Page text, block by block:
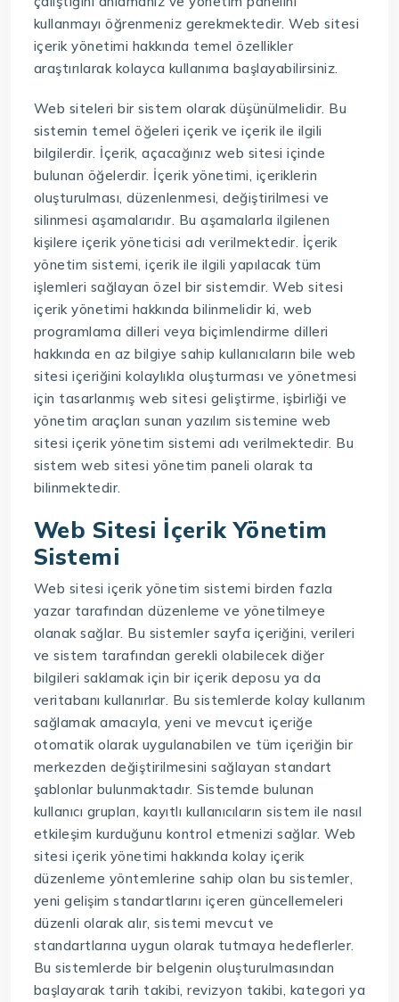
kullanmayı öğrenmeniz gerekmektedir. Web sitesi
içerik yönetimi hakkında temel özellikler
araştırılarak kolayca kullanıma başlayabilirsiniz.
Web siteleri bir sistem olarak düşünülmelidir. Bu
sistemin temel öğeleri içerik ve içerik ile ilgili
bilgilerdir. İçerik, açacağınız web sitesi içinde
bulunan öğelerdir. İçerik yönetimi, içeriklerin
oluşturulması, düzenlenmesi, değiştirilmesi ve
silinmesi aşamalarıdır. Bu aşamalarla ilgilenen
kişilere içerik yöneticisi adı verilmektedir. İçerik
yönetim sistemi, içerik ile ilgili yapılacak tüm
işlemleri sağlayan özel bir sistemdir. Web sitesi
içerik yönetimi hakkında bilinmelidir ki, web
programlama dilleri veya biçimlendirme dilleri
hakkında en az bilgiye sahip kullanıcıların bile web
sitesi içeriğini kolaylıkla oluşturması ve yönetmesi
için tasarlanmış web sitesi geliştirme, işbirliği ve
yönetim araçları sunan yazılım sistemine web
sitesi içerik yönetim sistemi adı verilmektedir. Bu
sistem web sitesi yönetim paneli olarak ta
bilinmektedir.
Web Sitesi İçerik Yönetim
Sistemi
Web sitesi içerik yönetim sistemi birden fazla
yazar tarafından düzenleme ve yönetilmeye
olanak sağlar. Bu sistemler sayfa içeriğini, verileri
ve sistem tarafından gerekli olabilecek diğer
bilgileri saklamak için bir içerik deposu ya da
veritabanı kullanırlar. Bu sistemlerde kolay kullanım
sağlamak amacıyla, yeni ve mevcut içeriğe
otomatik olarak uygulanabilen ve tüm içeriğin bir
merkezden değiştirilmesini sağlayan standart
şablonlar bulunmaktadır. Sistemde bulunan
kullanıcı grupları, kayıtlı kullanıcıların sistem ile nasıl
etkileşim kurduğunu kontrol etmenizi sağlar. Web
sitesi içerik yönetimi hakkında kolay içerik
düzenleme yöntemlerine sahip olan bu sistemler,
yeni gelişim standartlarını içeren güncellemeleri
düzenli olarak alır, sistemi mevcut ve
standartlarına uygun olarak tutmaya hedeflerler.
Bu sistemlerde bir belgenin oluşturulmasından
başlayarak tarih takibi, revizyon takibi, kategori ya